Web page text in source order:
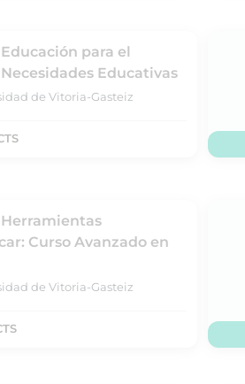
para el
Educativas
de Vitoria-Gasteiz
Curso Avanzado en
de Vitoria-Gasteiz